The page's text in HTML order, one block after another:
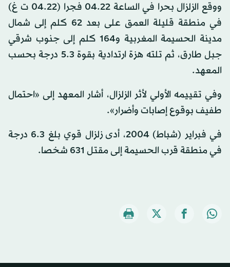
ووقع الزلزال بحرا في الساعة 04.22 فجرا (04.22 ت غ)
في منطقة قليلة العمق على بعد 62 كلم إلى شمال
مدينة الحسيمة المغربية و164 كلم إلى جنوب شرقي
جبل طارق، ثم تلته هزة ارتدادية بقوة 5.3 درجة بحسب
المعهد.
وفي تقييمه الأولي لأثر الزلزال، أشار المعهد إلى «احتمال
طفيف بوقوع إصابات وأضرار».
في فبراير (شباط) 2004، أدى زلزال قوي بلغ 6.3 درجة
في منطقة قرب الحسيمة إلى مقتل 631 شخصا.